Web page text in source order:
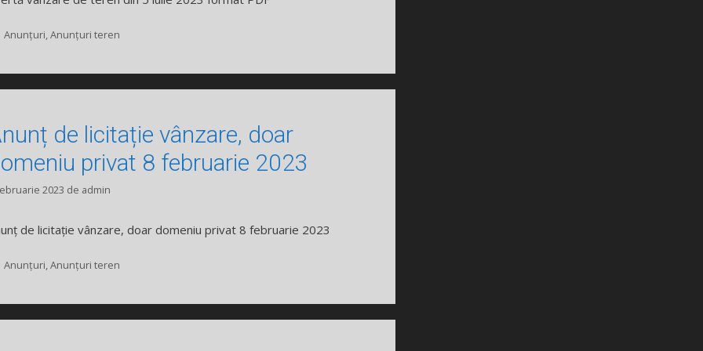
Categorii
Anunțuri,Anunțuri teren
de licitație vânzare, doar
privat 8 februarie 2023
2023 de admin
de licitație vânzare, doar domeniu privat 8 februarie 2023
Categorii
Anunțuri,Anunțuri teren